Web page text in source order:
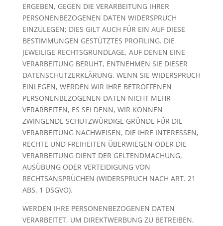
ERGEBEN, GEGEN DIE VERARBEITUNG IHRER
PERSONENBEZOGENEN DATEN WIDERSPRUCH
EINZULEGEN; DIES GILT AUCH FÜR EIN AUF DIESE
BESTIMMUNGEN GESTÜTZTES PROFILING. DIE
JEWEILIGE RECHTSGRUNDLAGE, AUF DENEN EINE
VERARBEITUNG BERUHT, ENTNEHMEN SIE DIESER
DATENSCHUTZERKLÄRUNG. WENN SIE WIDERSPRUCH
EINLEGEN, WERDEN WIR IHRE BETROFFENEN
PERSONENBEZOGENEN DATEN NICHT MEHR
VERARBEITEN, ES SEI DENN, WIR KÖNNEN
ZWINGENDE SCHUTZWÜRDIGE GRÜNDE FÜR DIE
VERARBEITUNG NACHWEISEN, DIE IHRE INTERESSEN,
RECHTE UND FREIHEITEN ÜBERWIEGEN ODER DIE
VERARBEITUNG DIENT DER GELTENDMACHUNG,
AUSÜBUNG ODER VERTEIDIGUNG VON
RECHTSANSPRÜCHEN (WIDERSPRUCH NACH ART. 21
ABS. 1 DSGVO).
WERDEN IHRE PERSONENBEZOGENEN DATEN
VERARBEITET, UM DIREKTWERBUNG ZU BETREIBEN,